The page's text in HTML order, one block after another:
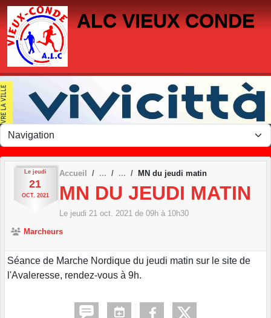
ALC VIEUX CONDE
Le jeudi
21
OCT. 2021
Accueil MN du jeudi matin
MN DU JEUDI MATIN
Le jeudi 21 oct. 2021 de 09h à 10h30
Marcheurs
Séance de Marche Nordique du jeudi matin sur le site de
l'Avaleresse, rendez-vous à 9h.
Panneau de gestion des cookies